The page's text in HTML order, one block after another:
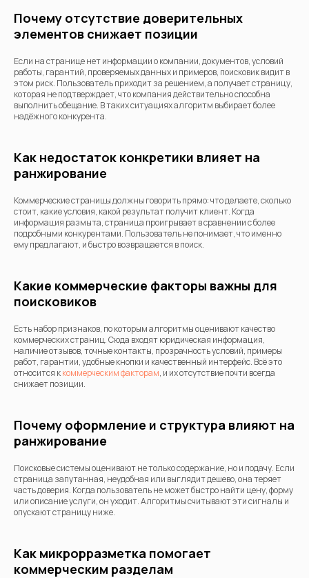
Почему отсутствие доверительных
элементов снижает позиции
Если на странице нет информации о компании, документов, условий
работы, гарантий, проверяемых данных и примеров, поисковик видит в
этом риск. Пользователь приходит за решением, а получает страницу,
которая не подтверждает, что компания действительно способна
выполнить обещание. В таких ситуациях алгоритм выбирает более
надёжного конкурента.
Как недостаток конкретики влияет на
ранжирование
Коммерческие страницы должны говорить прямо: что делаете, сколько
стоит, какие условия, какой результат получит клиент. Когда
информация размыта, страница проигрывает в сравнении с более
подробными конкурентами. Пользователь не понимает, что именно
ему предлагают, и быстро возвращается в поиск.
Какие коммерческие факторы важны для
поисковиков
Есть набор признаков, по которым алгоритмы оценивают качество
коммерческих страниц. Сюда входят юридическая информация,
наличие отзывов, точные контакты, прозрачность условий, примеры
работ, гарантии, удобные кнопки и качественный интерфейс. Всё это
относится ккоммерческим факторам, и их отсутствие почти всегда
снижает позиции.
Почему оформление и структура влияют на
ранжирование
Поисковые системы оценивают не только содержание, но и подачу. Если
страница запутанная, неудобная или выглядит дешево, она теряет
часть доверия. Когда пользователь не может быстро найти цену, форму
или описание услуги, он уходит. Алгоритмы считывают эти сигналы и
опускают страницу ниже.
Как микрорразметка помогает
коммерческим разделам